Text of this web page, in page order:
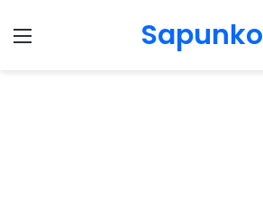
Menu Sapunko